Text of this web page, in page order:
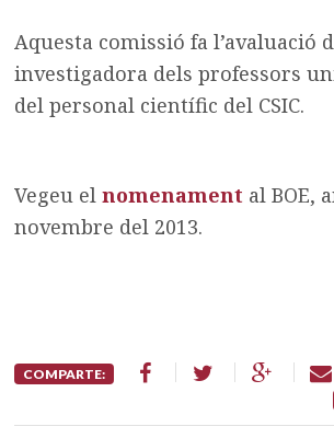
Aquesta comissió fa l’avaluació
investigadora dels professors
del personal científic del CSIC.
Vegeu elnomenament al BOE,
novembre del 2013.
COMPARTE: